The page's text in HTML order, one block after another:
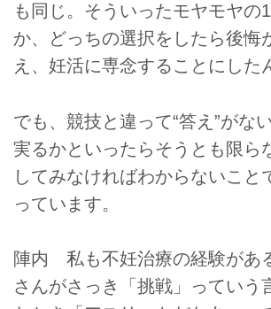
も同じ。そういったモヤモヤの
か、どっちの選択をしたら後悔
え、妊活に専念することにした
でも、競技と違って“答え”がな
実るかといったらそうとも限ら
してみなければわからないこと
っています。
陣内 私も不妊治療の経験があ
さんがさっき「挑戦」っていう